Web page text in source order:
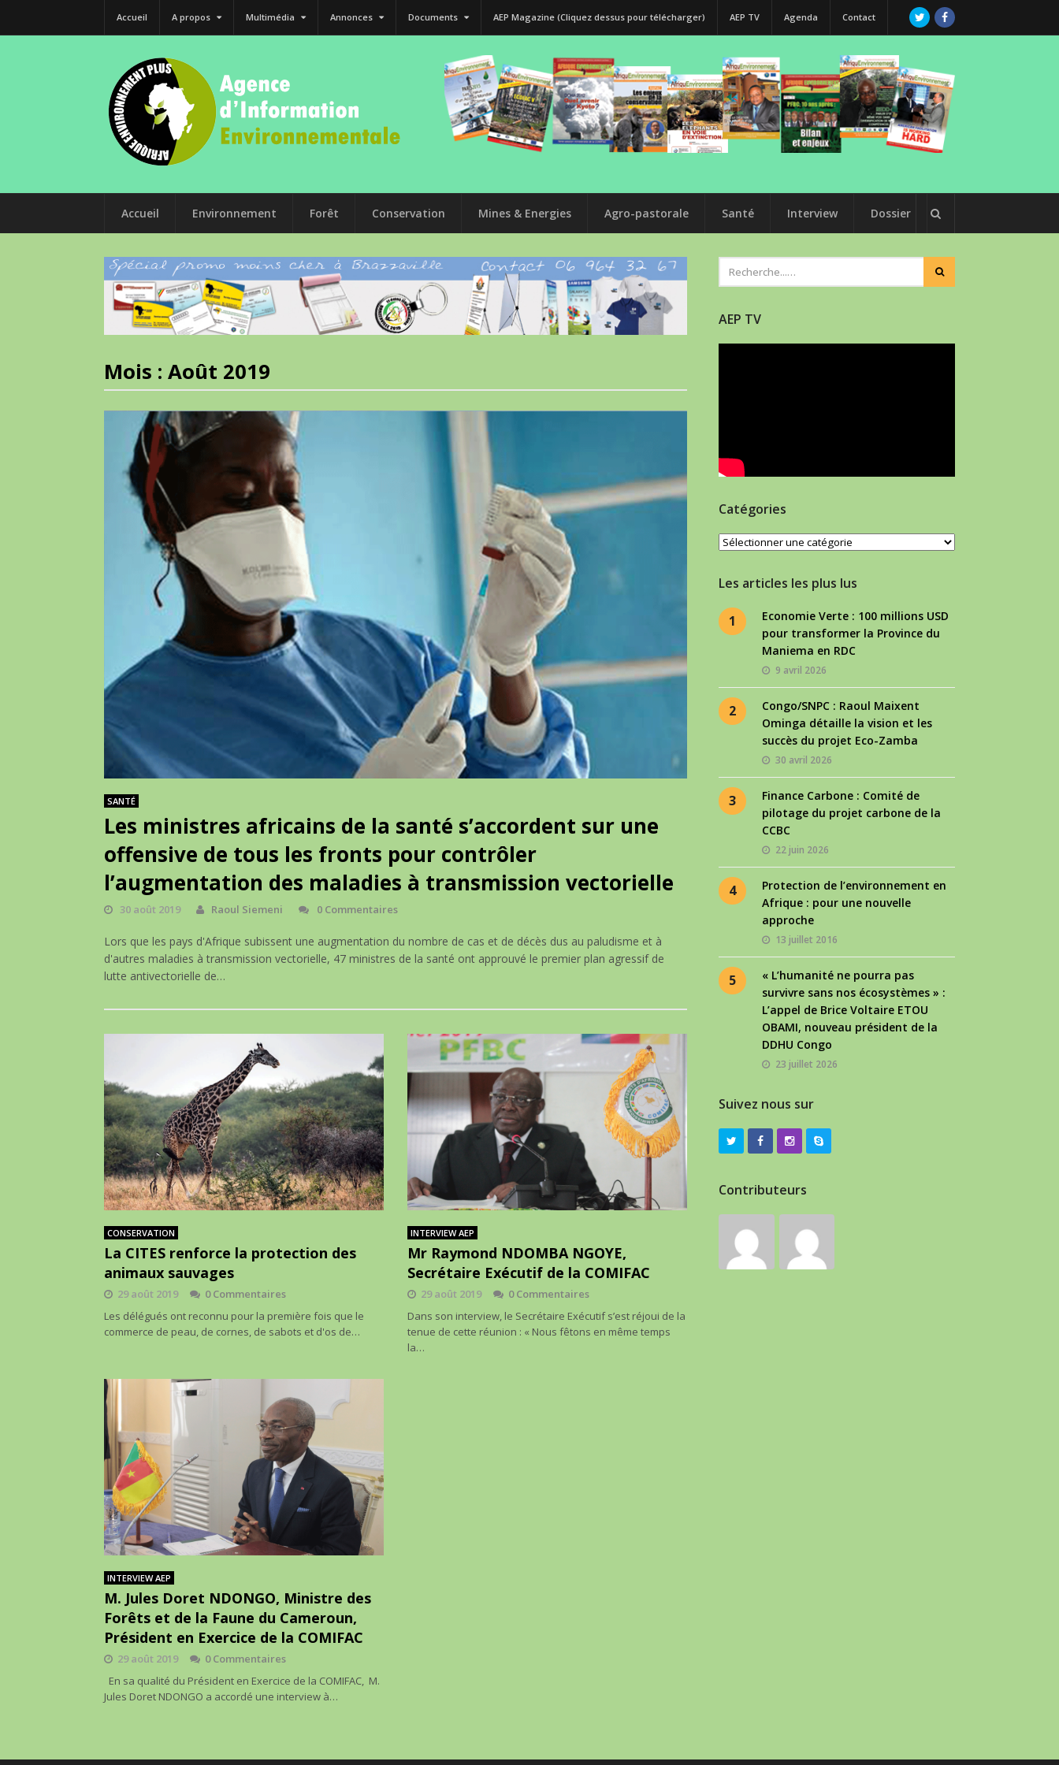
Accueil A propos Multimédia Annonces Documents AEP Magazine (Cliquez dessus pour télécharger) AEP TV Agenda Contact
Accueil Environnement Forêt Conservation Mines & Energies Agro-pastorale Santé Interview Dossier
Mois : Août 2019
SANTÉ
Les ministres africains de la santé s’accordent sur une
offensive de tous les fronts pour contrôler
l’augmentation des maladies à transmission vectorielle
30 août 2019 Raoul Siemeni 0 Commentaires
Lors que les pays d'Afrique subissent une augmentation du nombre de cas et de décès dus au paludisme et à
d'autres maladies à transmission vectorielle, 47 ministres de la santé ont approuvé le premier plan agressif de
lutte antivectorielle de…
CONSERVATION
La CITES renforce la protection des
animaux sauvages
29 août 2019
0 Commentaires
Les délégués ont reconnu pour la première fois que le
commerce de peau, de cornes, de sabots et d'os de…
INTERVIEW AEP
Mr Raymond NDOMBA NGOYE,
Secrétaire Exécutif de la COMIFAC
29 août 2019
0 Commentaires
Dans son interview, le Secrétaire Exécutif s’est réjoui de la
tenue de cette réunion : « Nous fêtons en même temps
la…
INTERVIEW AEP
M. Jules Doret NDONGO, Ministre des
Forêts et de la Faune du Cameroun,
Président en Exercice de la COMIFAC
29 août 2019
0 Commentaires
En sa qualité du Président en Exercice de la COMIFAC, M.
Jules Doret NDONGO a accordé une interview à…
AEP TV
Catégories
Catégories
Les articles les plus lus
1
Economie Verte : 100 millions USD
pour transformer la Province du
Maniema en RDC
9 avril 2026
2
Congo/SNPC : Raoul Maixent
Ominga détaille la vision et les
succès du projet Eco-Zamba
30 avril 2026
3
Finance Carbone : Comité de
pilotage du projet carbone de la
CCBC
22 juin 2026
4
Protection de l’environnement en
Afrique : pour une nouvelle
approche
13 juillet 2016
5
« L’humanité ne pourra pas
survivre sans nos écosystèmes » :
L’appel de Brice Voltaire ETOU
OBAMI, nouveau président de la
DDHU Congo
23 juillet 2026
Suivez nous sur
Contributeurs